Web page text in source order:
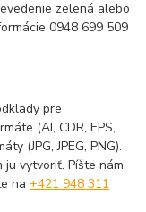
zelená alebo
0948 699 509
pre
(AI, CDR, EPS,
(JPG, JPEG, PNG).
ju vytvoriť. Píšte nám
na+421 948 311